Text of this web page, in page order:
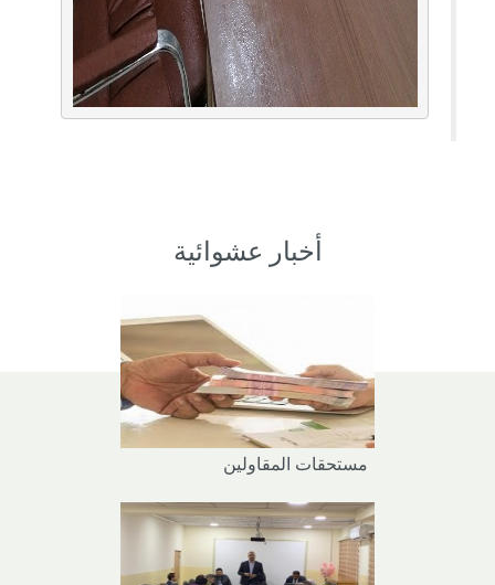
أخبار عشوائية
مستحقات المقاولين